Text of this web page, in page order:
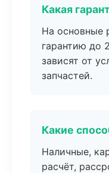
Какая
На основные
гарантию до
зависят от
запчастей.
Какие
Наличные,
расчёт,